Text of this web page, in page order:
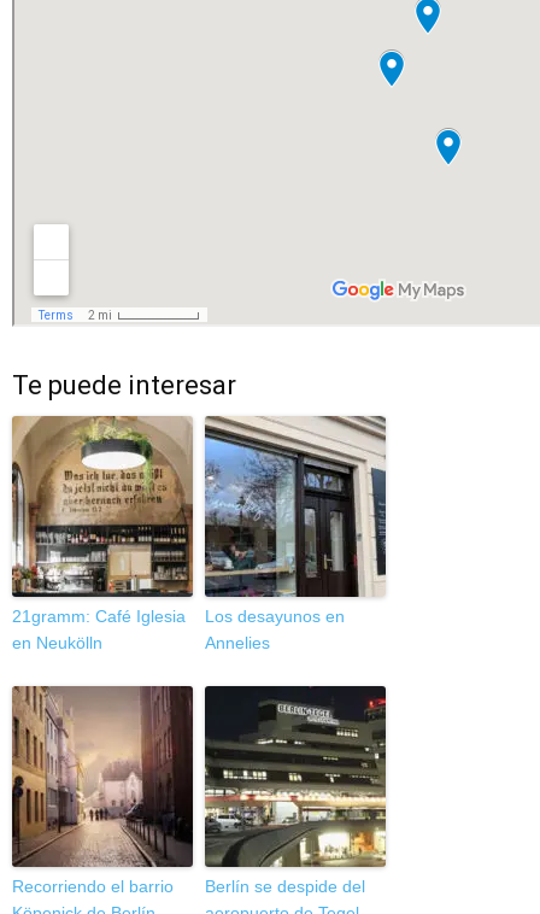
Te puede interesar
21gramm: Café Iglesia
en Neukölln
Los desayunos en
Annelies
Recorriendo el barrio
Berlín se despide del